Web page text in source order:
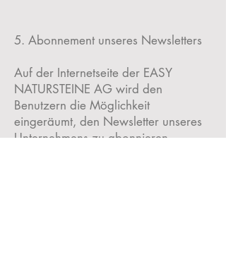
5. Abonnement unseres Newsletters
Auf der Internetseite der EASY
NATURSTEINE AG wird den
Benutzern die Möglichkeit
eingeräumt, den Newsletter unseres
Unternehmens zu abonnieren.